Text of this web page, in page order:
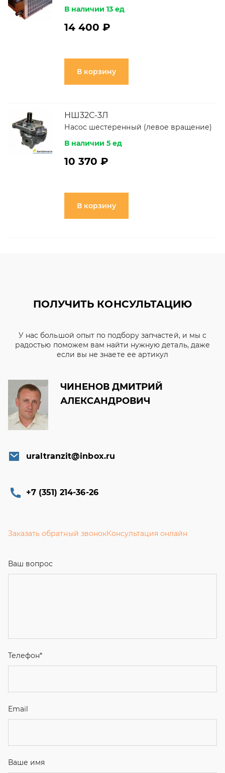
В наличии 13 ед
14 400 ₽
В корзину
НШ32С-3Л
Насос шестеренный (левое вращение)
В наличии 5 ед
10 370 ₽
В корзину
ПОЛУЧИТЬ КОНСУЛЬТАЦИЮ
У нас большой опыт по подбору запчастей, и мы с
радостью поможем вам найти нужную деталь, даже
если вы не знаете ее артикул
ЧИНЕНОВ ДМИТРИЙ
АЛЕКСАНДРОВИЧ
uraltranzit@inbox.ru
+7 (351) 214-36-26
Заказать обратный звонокКонсультация онлайн
Ваш вопрос